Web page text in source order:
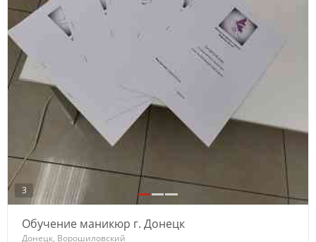
3
Обучение маникюр г. Донецк
Донецк, Ворошиловский